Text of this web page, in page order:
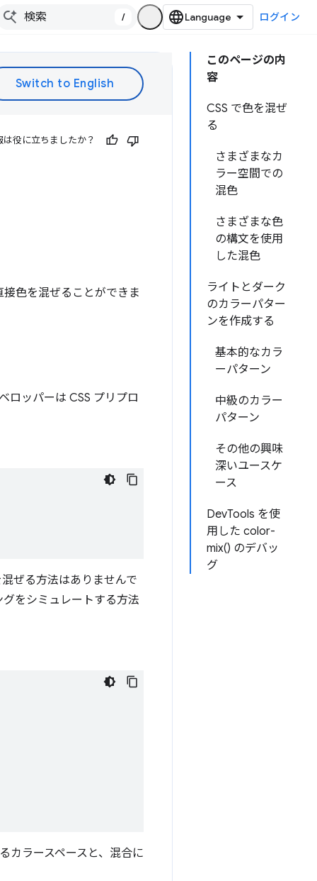
/ ログイン
このページの内
容
CSS で色を混ぜ
る
さまざまなカ
ラー空間での
混色
さまざまな色
の構文を使用
した混色
ライトとダーク
のカラーパター
ンを作成する
基本的なカラ
ーパターン
中級のカラー
パターン
その他の興味
深いユースケ
ース
DevTools を使
用した color-
mix() のデバッ
グ
は役に立ちましたか？
色を混ぜることができま
ロッパーは CSS プリプロ
ぜる方法はありませんで
をシミュレートする方法
カラースペースと、混合に